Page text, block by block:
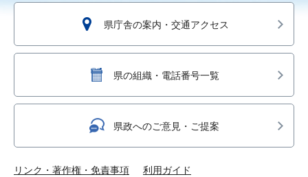
県庁舎の案内・交通アクセス
県の組織・電話番号一覧
県政へのご意見・ご提案
リンク・著作権・免責事項 利用ガイド